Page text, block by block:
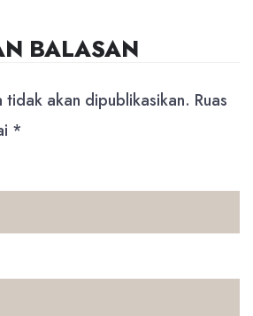
BALASAN
tidak akan dipublikasikan. Ruas
*